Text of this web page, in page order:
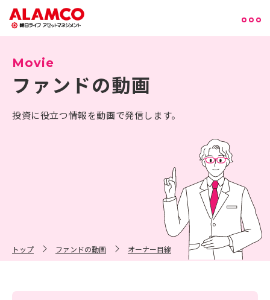
Movie
ファンドの動画
投資に役立つ情報を動画で発信します。
トップ ファンドの動画 オーナー目線